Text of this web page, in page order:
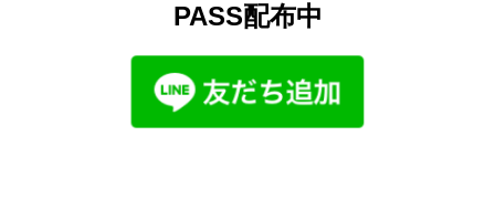
PASS配布中